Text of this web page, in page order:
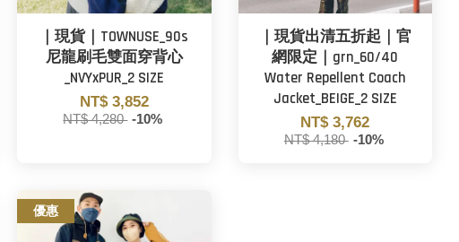
｜現貨｜TOWNUSE_90s
尼龍刷毛雙面穿背心
_NVYxPUR_2 SIZE
NT$ 3,852
NT$ 4,280 -10%
｜現貨出清五折起｜官
網限定｜grn_60/40
Water Repellent Coach
Jacket_BEIGE_2 SIZE
NT$ 3,762
NT$ 4,180 -10%
優惠